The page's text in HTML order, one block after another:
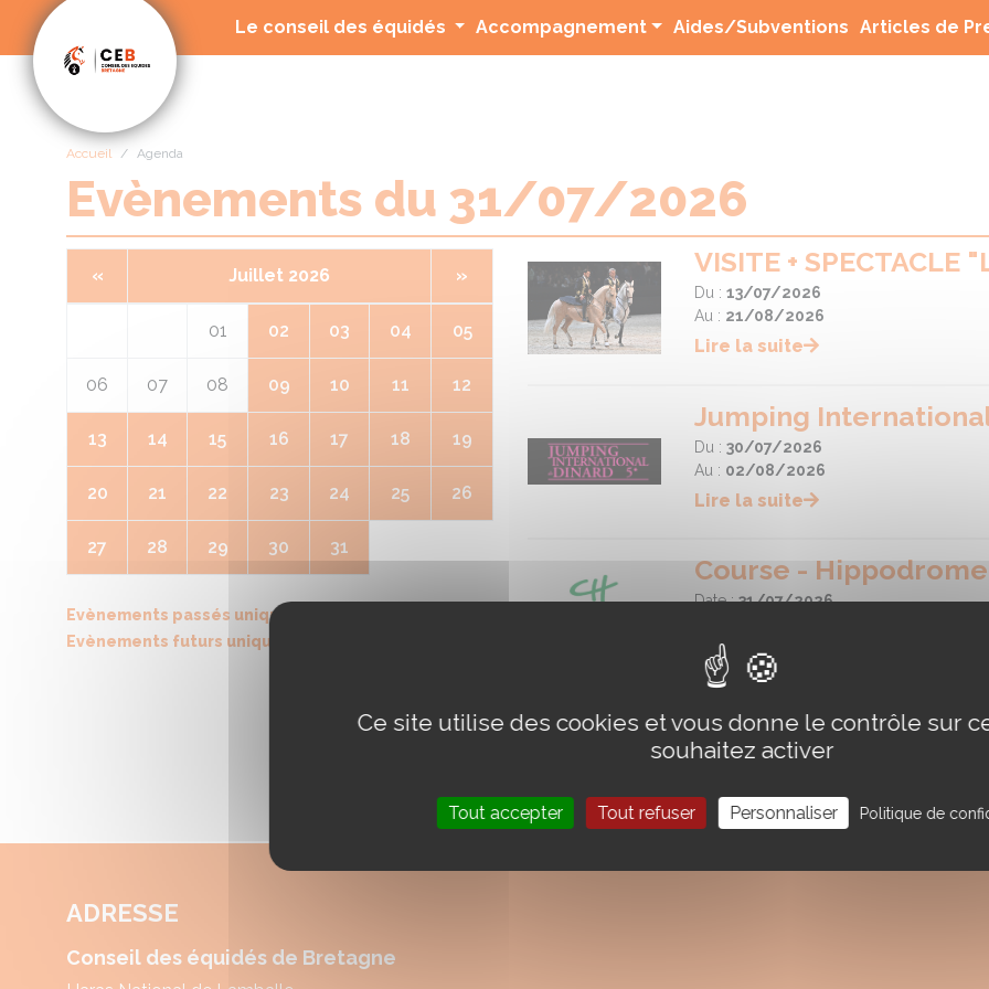
Le conseil des équidés Accompagnement Aides/Subventions (current)
Articles de
Accueil Agenda
Evènements du 31/07/2026
« Juillet 2026 »
01 02 03 04 05
06 07 08 09 10 11 12
13 14 15 16 17 18 19
20 21 22 23 24 25 26
27 28 29 30 31
Evènements passés uniquement
Evènements futurs uniquement
VISITE + SPECTACLE
Du : 13/07/2026
Au : 21/08/2026
Lire la suite
Jumping
Du : 30/07/2026
Au : 02/08/2026
Lire la suite
Course -
Date :31/07/2026
Lire la suite
ADRESSE
Conseil des équidés de Bretagne
Panneau de gestion des cookies
Ce site utilise des cookies et vous donne le contrôle sur
souhaitez activer
Tout accepter Tout refuser Personnaliser Politique de